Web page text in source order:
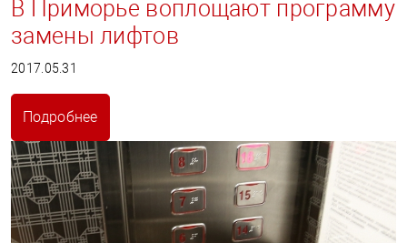
В Приморье воплощают программу
замены лифтов
2017.05.31
Подробнее